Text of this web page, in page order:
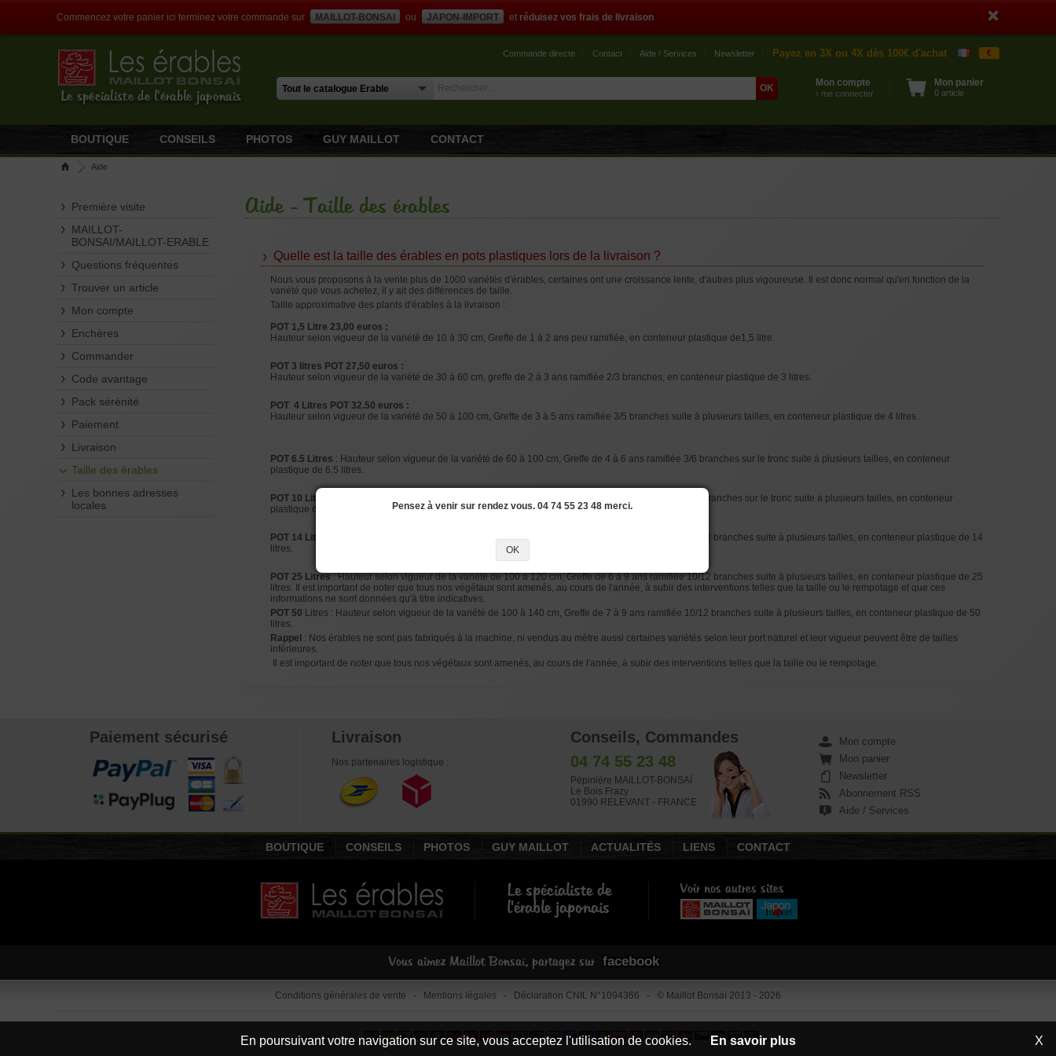
Commencez votre panier ici terminez votre commande sur MAILLOT-BONSAI ou JAPON-IMPORT et réduisez vos frais de livraison
Le spécialiste de l'érable japonais
Commande directe Contact Aide / Services Newsletter Payez en 3X ou 4X dès 100€ d'achat €
Mon compte
› me connecter
Mon panier
0 article
BOUTIQUE CONSEILS PHOTOS GUY MAILLOT CONTACT
Aide
Première visite
MAILLOT-
BONSAI/MAILLOT-ERABLE
Questions fréquentes
Trouver un article
Mon compte
Enchères
Commander
Code avantage
Pack sérénité
Paiement
Livraison
Taille des érables
Les bonnes adresses
locales
Aide - Taille des érables
Quelle est la taille des érables en pots plastiques lors de la livraison ?
Nous vous proposons à la vente plus de 1000 variétés d'érables, certaines ont une croissance lente, d'autres plus vigoureuse. Il est donc normal qu'en fonction de la
variété que vous achetez, il y ait des différences de taille.
Taille approximative des plants d'érables à la livraison :
POT 1,5 Litre 23,00 euros :
Hauteur selon vigueur de la variété de 10 à 30 cm, Greffe de 1 à 2 ans peu ramifiée, en conteneur plastique de1,5 litre.
POT 3 litres POT 27,50 euros :
Hauteur selon vigueur de la variété de 30 à 60 cm, greffe de 2 à 3 ans ramifiée 2/3 branches, en conteneur plastique de 3 litres.
POT 4 Litres POT 32.50 euros :
Hauteur selon vigueur de la variété de 50 à 100 cm, Greffe de 3 à 5 ans ramifiée 3/5 branches suite à plusieurs tailles, en conteneur plastique de 4 litres.
POT 6.5 Litres : Hauteur selon vigueur de la variété de 60 à 100 cm, Greffe de 4 à 6 ans ramifiée 3/6 branches sur le tronc suite à plusieurs tailles, en conteneur
plastique de 6.5 litres.
POT 10 Litres
: Hauteur selon vigueur de la variété de 80 à 120 cm, Greffe de 4 à 6 ans ramifiée 6/10 branches sur le tronc suite à plusieurs tailles, en conteneur
plastique de 10 litres
POT 14 Litres
: Hauteur selon vigueur de la variété de 100 à 120 cm, Greffe de 5 à 8 ans ramifiée 10/12 branches suite à plusieurs tailles, en conteneur plastique de 14
litres.
POT 25 Litres: Hauteur selon vigueur de la variété de 100 à 120 cm, Greffe de 6 à 9 ans ramifiée 10/12 branches suite à plusieurs tailles, en conteneur plastique de 25
litres. Il est important de noter que tous nos végétaux sont amenés, au cours de l'année, à subir des interventions telles que la taille ou le rempotage et que ces
informations ne sont données qu'à titre indicatives.
POT 50 Litres : Hauteur selon vigueur de la variété de 100 à 140 cm, Greffe de 7 à 9 ans ramifiée 10/12 branches suite à plusieurs tailles, en conteneur plastique de 50
litres.
Rappel : Nos érables ne sont pas fabriqués à la machine, ni vendus au mètre aussi certaines variétés selon leur port naturel et leur vigueur peuvent être de tailles
inférieures.
Il est important de noter que tous nos végétaux sont amenés, au cours de l'année, à subir des interventions telles que la taille ou le rempotage.
Paiement sécurisé Livraison
Nos partenaires logistique :
Conseils, Commandes
04 74 55 23 48
Pépinière MAILLOT-BONSAÏ
Le Bois Frazy
01990 RELEVANT - FRANCE
Mon compte
Mon panier
Newsletter
Abonnement RSS
Aide / Services
BOUTIQUE CONSEILS PHOTOS GUY MAILLOT ACTUALITÉS LIENS CONTACT
Le spécialiste de
l'érable japonais
Voir nos autres sites
Vous aimez Maillot Bonsaï, partagez sur facebook
Conditions générales de vente - Mentions légales - Déclaration CNIL N°1094366 - © Maillot Bonsaï 2013 - 2026
Traduction Google
Pensez à venir sur rendez vous. 04 74 55 23 48 merci.
OK
En poursuivant votre navigation sur ce site, vous acceptez l'utilisation de cookies. En savoir plus X